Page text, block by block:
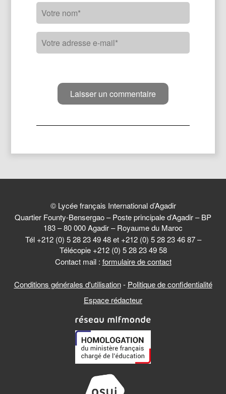
© Lycée français International d’Agadir
Quartier Founty-Bensergao – Poste principale d’Agadir – BP
183 – 80 000 Agadir – Royaume du Maroc
Tél +212 (0) 5 28 23 49 48 et +212 (0) 5 28 23 46 87 –
Télécopie +212 (0) 5 28 23 49 58
Contact mail : formulaire de contact
Conditions générales d'utilisation- Politique de confidentialité
Espace rédacteur